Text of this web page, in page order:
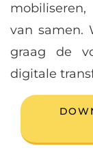
van samen.
graag de
digitale